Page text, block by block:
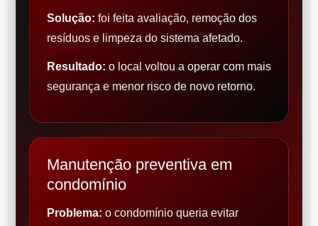
Solução: foi feita avaliação, remoção dos
resíduos e limpeza do sistema afetado.
Resultado: o local voltou a operar com mais
segurança e menor risco de novo retorno.
Manutenção preventiva em
condomínio
Problema: o condomínio queria evitar